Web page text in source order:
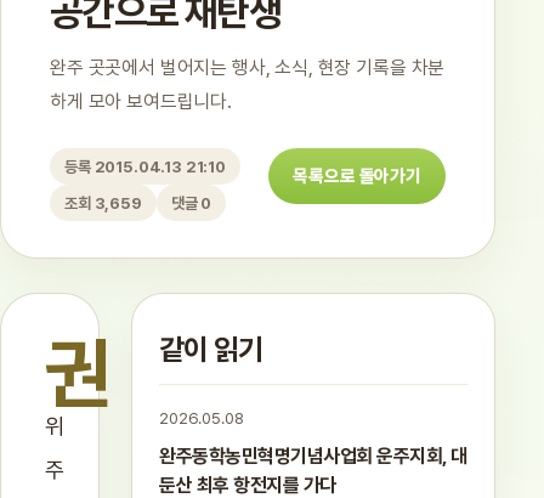
공간으로 재탄생
완주 곳곳에서 벌어지는 행사, 소식, 현장 기록을 차분
하게 모아 보여드립니다.
등록 2015.04.13 21:10
조회 3,659
댓글 0
목록으로 돌아가기
권
위
주
같이 읽기
2026.05.08
완주동학농민혁명기념사업회 운주지회, 대
둔산 최후 항전지를 가다